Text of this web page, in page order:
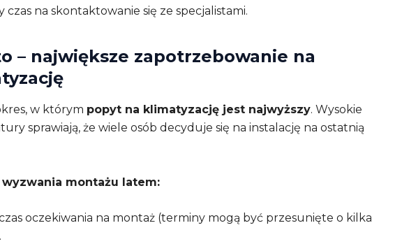
czas na skontaktowanie się ze specjalistami.
– największe zapotrzebowanie na
w którym popyt na klimatyzację jest najwyższy. Wysokie
sprawiają, że wiele osób decyduje się na instalację na ostatnią
wyzwania montażu latem:
czas oczekiwania na montaż (terminy mogą być przesunięte o kilka